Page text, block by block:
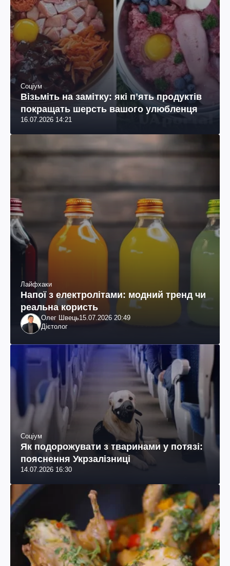
Соціум
Візьміть на замітку: які пʼять продуктів
покращать шерсть вашого улюбленця
16.07.2026 14:21
Лайфхаки
Напої з електролітами: модний тренд чи
реальна користь
Олег Швець15.07.2026 20:49
Дієтолог
Соціум
Як подорожувати з тваринами у потязі:
пояснення Укрзалізниці
14.07.2026 16:30